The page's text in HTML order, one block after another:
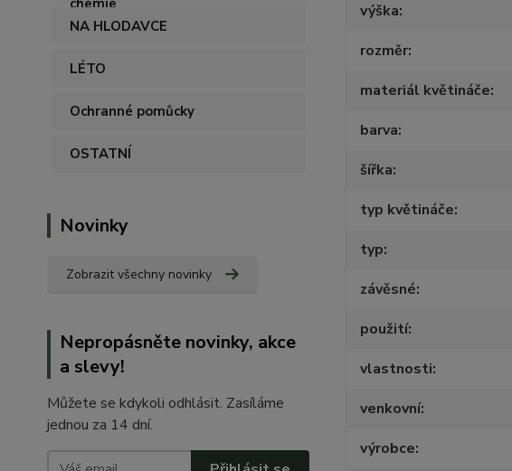
NA HLODAVCE
LÉTO
Ochranné pomůcky
OSTATNÍ
Novinky
Zobrazit všechny novinky
Nepropásněte novinky, akce
a slevy!
Můžete se kdykoli odhlásit. Zasíláme
jednou za 14 dní.
výška
rozměr
materiál květináče
barva
šířka
typ květináče
typ
závěsné
použití
vlastnosti
venkovní
výrobce